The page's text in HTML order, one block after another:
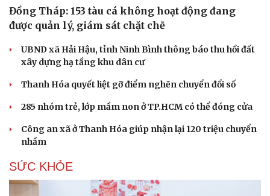
Đồng Tháp: 153 tàu cá không hoạt động đang
được quản lý, giám sát chặt chẽ
UBND xã Hải Hậu, tỉnh Ninh Bình thông báo thu hồi đất
xây dựng hạ tầng khu dân cư
Thanh Hóa quyết liệt gỡ điểm nghẽn chuyển đổi số
285 nhóm trẻ, lớp mầm non ở TP.HCM có thể đóng cửa
Công an xã ở Thanh Hóa giúp nhận lại 120 triệu chuyển
nhầm
SỨC KHỎE